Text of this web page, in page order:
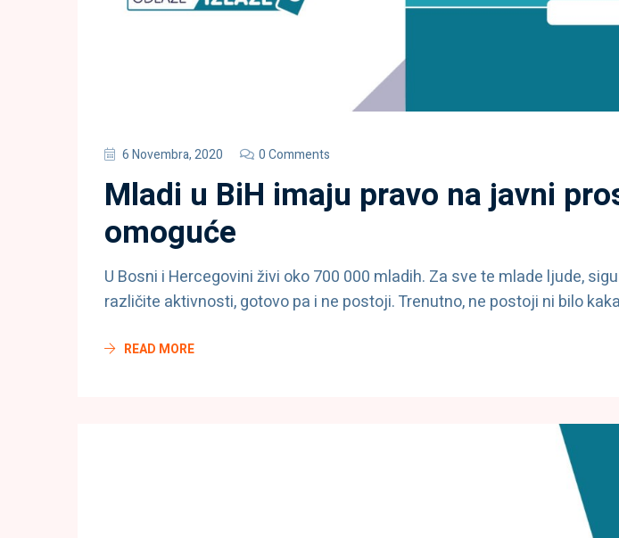
6 Novembra, 2020 0 Comments
Mladi u BiH imaju pravo na javni
omoguće
U Bosni i Hercegovini živi oko 700 000 mladih. Za sve te mlade ljude,
različite aktivnosti, gotovo pa i ne postoji. Trenutno, ne postoji ni bilo
READ MORE